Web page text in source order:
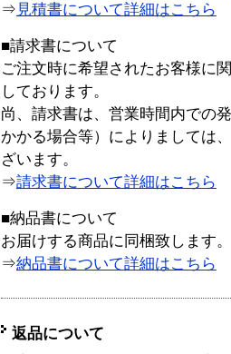
⇒ 見積書について詳細はこちら
■請求書について
ご注文時に希望されたお客様に
しております。
尚、請求書は、営業時間内での
かかる場合等）によりましては
ざいます。
⇒請求書について詳細はこちら
■納品書について
お届けする商品に同梱致します。
⇒納品書について詳細はこちら
返品について